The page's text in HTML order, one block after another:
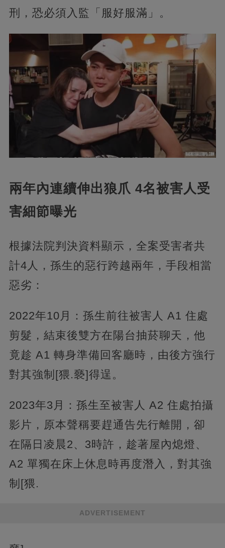
刑，恐必須入監「服好服滿」。
兩年內連續伸出狼爪 4名被害人受
害細節曝光
根據法院判決資料顯示，全案受害者共
計4人，孫生的惡行跨越兩年，手段相當
惡劣：
2022年10月：孫生前往被害人 A1 住處
剪髮，結束後雙方在陽台抽菸聊天，他
竟趁 A1 轉身準備回客廳時，由後方強行
對其強制[猥.褻]得逞。
2023年3月：孫生至被害人 A2 住處拍攝
影片，原本聲稱要趕通告先行離開，卻
在隔日凌晨2、3時許，趁著屋內熄燈、
A2 單獨在床上休息時再度潛入，對其強
制[猥.
ADVERTISEMENT